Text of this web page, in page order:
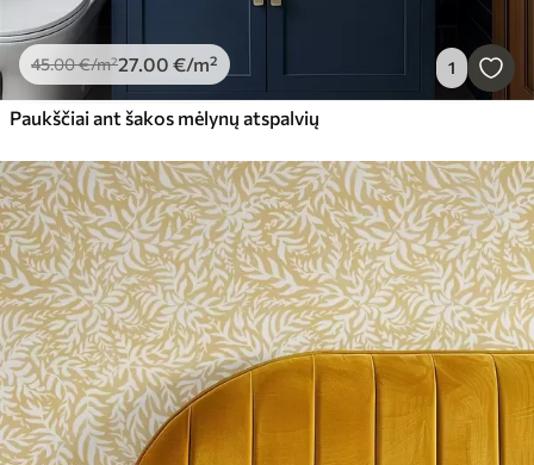
45.00€/m²27.00 €/m² 1
Paukščiai ant šakos mėlynų atspalvių